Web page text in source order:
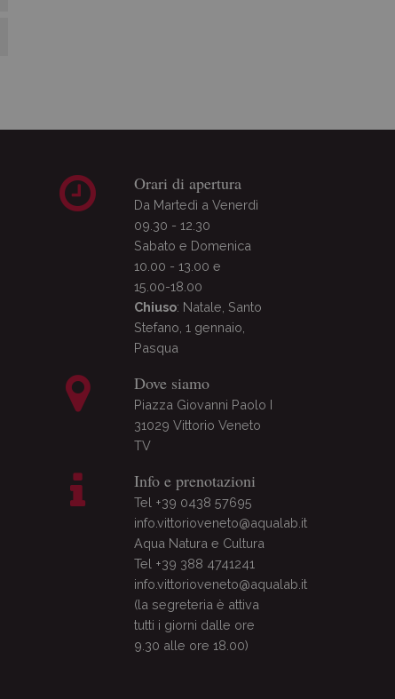
Orari di apertura
Da Martedì a Venerdì
09.30 - 12.30
Sabato e Domenica
10.00 - 13.00 e
15.00-18.00
Chiuso: Natale, Santo
Stefano, 1 gennaio,
Pasqua
Dove siamo
Piazza Giovanni Paolo I
31029 Vittorio Veneto
TV
Info e prenotazioni
Tel +39 0438 57695
info.vittorioveneto@aqualab.it
Aqua Natura e Cultura
Tel +39 388 4741241
info.vittorioveneto@aqualab.it
(la segreteria è attiva
tutti i giorni dalle ore
9.30 alle ore 18.00)